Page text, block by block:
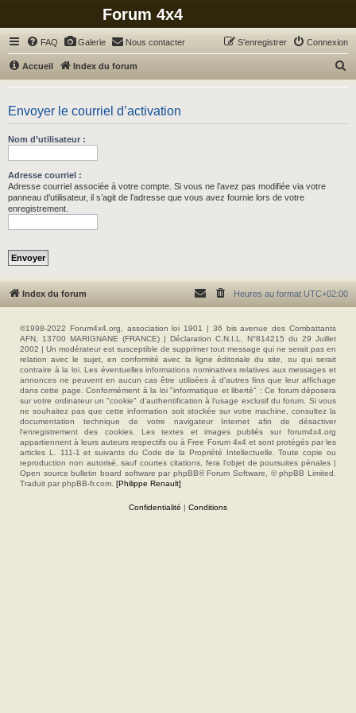
Forum 4x4
FAQ Galerie Nous contacter Connexion
S’enregistrer
Accueil Index du forum
h
Envoyer le courriel d’activation
Nom d’utilisateur :
Adresse courriel :
Adresse courriel associée à votre compte. Si vous ne l’avez pas modifiée via votre
panneau d’utilisateur, il s’agit de l’adresse que vous avez fournie lors de votre
enregistrement.
Index du forum Heures au format UTC+02:00
©1998-2022 Forum4x4.org, association loi 1901 | 36 bis avenue des Combattants
AFN, 13700 MARIGNANE (FRANCE) | Déclaration C.N.I.L. N°814215 du 29 Juillet
2002 | Un modérateur est susceptible de supprimer tout message qui ne serait pas en
relation avec le sujet, en conformité avec la ligne éditoriale du site, ou qui serait
contraire à la loi. Les éventuelles informations nominatives relatives aux messages et
annonces ne peuvent en aucun cas être utilisées à d'autres fins que leur affichage
dans cette page. Conformément à la loi "informatique et liberté" : Ce forum déposera
sur votre ordinateur un "cookie" d’authentification à l'usage exclusif du forum. Si vous
ne souhaitez pas que cette information soit stockée sur votre machine, consultez la
documentation technique de votre navigateur Internet afin de désactiver
l'enregistrement des cookies. Les textes et images publiés sur forum4x4.org
appartiennent à leurs auteurs respectifs ou à Free Forum 4x4 et sont protégés par les
articles L. 111-1 et suivants du Code de la Propriété Intellectuelle. Toute copie ou
reproduction non autorisé, sauf courtes citations, fera l'objet de poursuites pénales |
Open source bulletin board software par phpBB® Forum Software, © phpBB Limited.
Traduit par phpBB-fr.com. [Philippe Renault]
Confidentialité | Conditions